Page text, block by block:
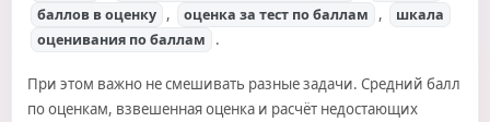
баллов в оценку , оценка за тест по баллам ,
шкала
оценивания по баллам
.
При этом важно не смешивать разные задачи. Средний балл
по оценкам, взвешенная оценка и расчёт недостающих